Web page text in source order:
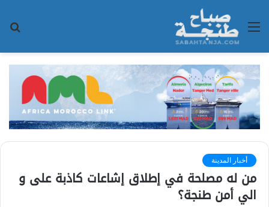
القائمة
أخبار المدينة
من له مصلحة في إطلاق إشاعات كاذبة على و
الي أمن طنجة؟